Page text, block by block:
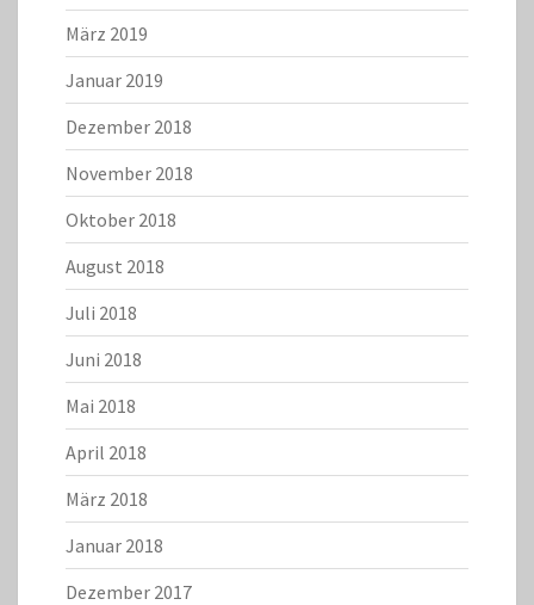
März 2019
Januar 2019
Dezember 2018
November 2018
Oktober 2018
August 2018
Juli 2018
Juni 2018
Mai 2018
April 2018
März 2018
Januar 2018
Dezember 2017